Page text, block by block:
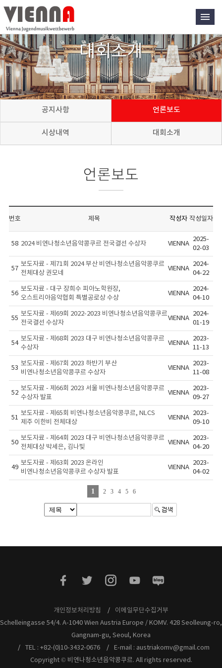
대회소개
공지사항 언론보도
시상내역 대회소개
언론보도
번호 제목 작성자 작성일자
58 2024 비엔나청소년음악콩쿠르 전국결선 수상자 VIENNA
2025-
02-03
57
보도자료 - 제71회 2024 부산 비엔나청소년음악콩쿠르
전체대상 권모네
VIENNA
2024-
04-22
56
보도자료 - 대구 장희수 피아노학원장,
오스트리아음악협회 특별공로상 수상
VIENNA
2024-
04-10
55
보도자료 - 제69회 2022-2023 비엔나청소년음악콩쿠르
전국결선 수상자
VIENNA
2024-
01-19
54
보도자료 - 제68회 2023 대구 비엔나청소년음악콩쿠르
수상자
VIENNA
2023-
11-13
53
보도자료 - 제67회 2023 하반기 부산
비엔나청소년음악콩쿠르 수상자
VIENNA
2023-
11-08
52
보도자료 - 제66회 2023 서울 비엔나청소년음악콩쿠르
수상자 발표
VIENNA
2023-
09-27
51
보도자료 - 제65회 비엔나청소년음악콩쿠르, NLCS
제주 이한비 전체대상
VIENNA
2023-
09-10
50
보도자료 - 제64회 2023 대구 비엔나청소년음악콩쿠르
전체대상 박세은, 김나빛
VIENNA
2023-
04-20
49
보도자료 - 제63회 2023 온라인
비엔나청소년음악콩쿠르 수상자 발표
VIENNA
2023-
04-02
1 2 3 4 5 6
개인정보처리방침
이메일무단수집거부
Schelleingasse 54/4. A-1040 Wien Austria Europe / KOMV. 428 Seolleung-ro,
Gangnam-gu, Seoul, Korea
TEL : +82-(0)10-3432-0676
E-mail : austriakomv@gmail.com
Copyright © 비엔나청소년음악콩쿠르. All rights reserved.